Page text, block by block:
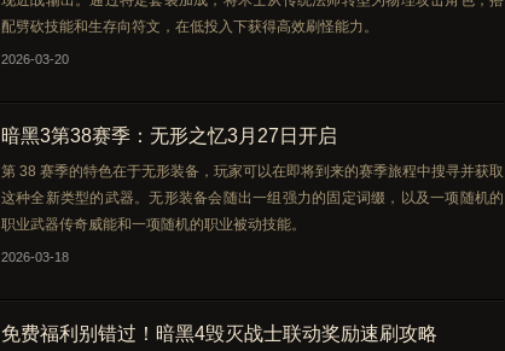
配劈砍技能和生存向符文，在低投入下获得高效刷怪能力。
2026-03-20
暗黑3第38赛季：无形之忆3月27日开启
第 38 赛季的特色在于无形装备，玩家可以在即将到来的赛季旅程中搜寻并获取
这种全新类型的武器。无形装备会随出一组强力的固定词缀，以及一项随机的
职业武器传奇威能和一项随机的职业被动技能。
2026-03-18
免费福利别错过！暗黑4毁灭战士联动奖励速刷攻略